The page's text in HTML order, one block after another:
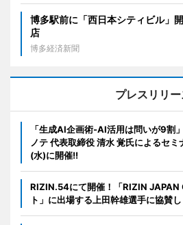
博多駅前に「西日本シティビル」
店
博多経済新聞
プレスリリー
「生成AI企画術-AI活用は問いが9割
ノテ 代表取締役 清水 覚氏によるセ
(水)に開催!!
RIZIN.54にて開催！「RIZIN JAPAN
ト」に出場する上田幹雄選手に協賛し